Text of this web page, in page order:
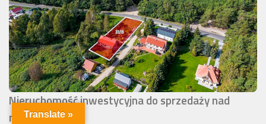
Nieruchomość inwestycyjna do sprzedaży nad
morzem
Translate »